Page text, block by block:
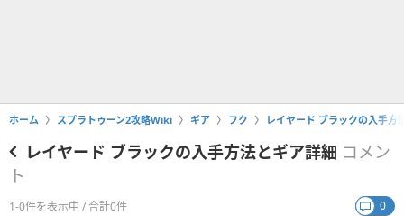
ホーム スプラトゥーン2攻略Wiki ギア フク レイヤード ブラックの入手方
レイヤード ブラックの入手方法とギア詳細 コメン
ト
1-0件を表示中 / 合計0件 0